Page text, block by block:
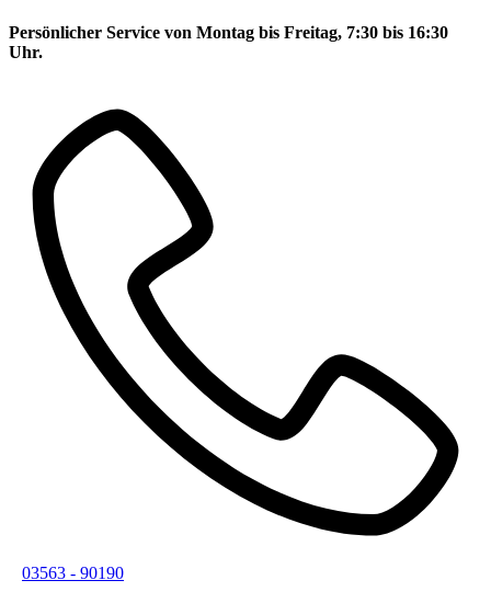
Persönlicher Service von Montag bis Freitag, 7:30 bis 16:30
Uhr.
03563 - 90190